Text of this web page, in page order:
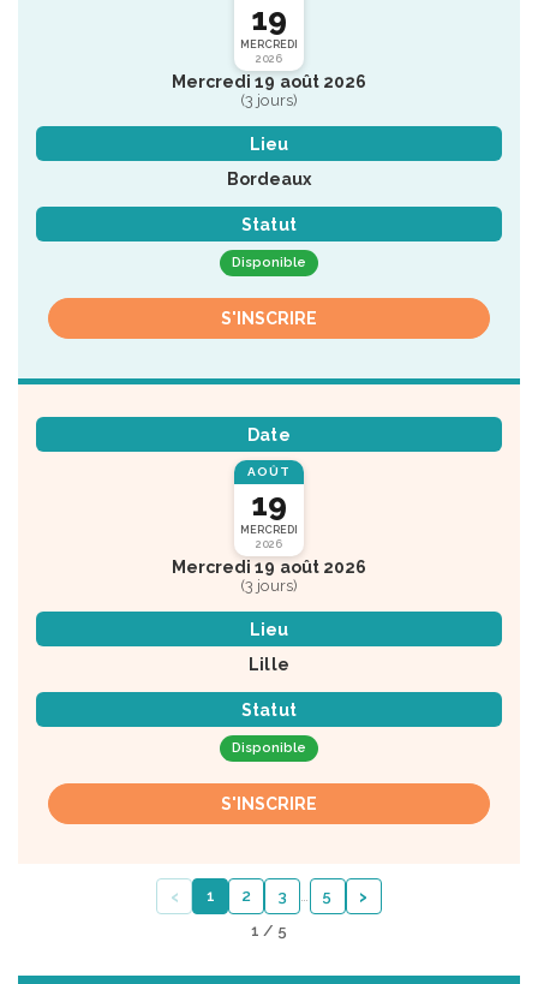
19
MERCREDI
2026
Mercredi 19 août 2026
(3 jours)
Lieu
Bordeaux
Statut
Disponible
S'INSCRIRE
Date
AOÛT
19
MERCREDI
2026
Mercredi 19 août 2026
(3 jours)
Lieu
Lille
Statut
Disponible
S'INSCRIRE
‹ 1 2 3 … 5 ›
1 / 5